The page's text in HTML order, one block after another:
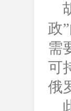
政
需
可
俄